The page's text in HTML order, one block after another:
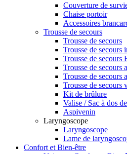
Couverture de
Chaise portoir
Accessoires
Trousse de secours
Trousse de secours
Trousse de secours
Trousse de secours
Trousse de secours
Trousse de secours
Trousse de secours
Kit de brûlure
Valise / Sac à dos
Aspivenin
Laryngoscope
Laryngoscope
Lame de
Confort et Bien-être